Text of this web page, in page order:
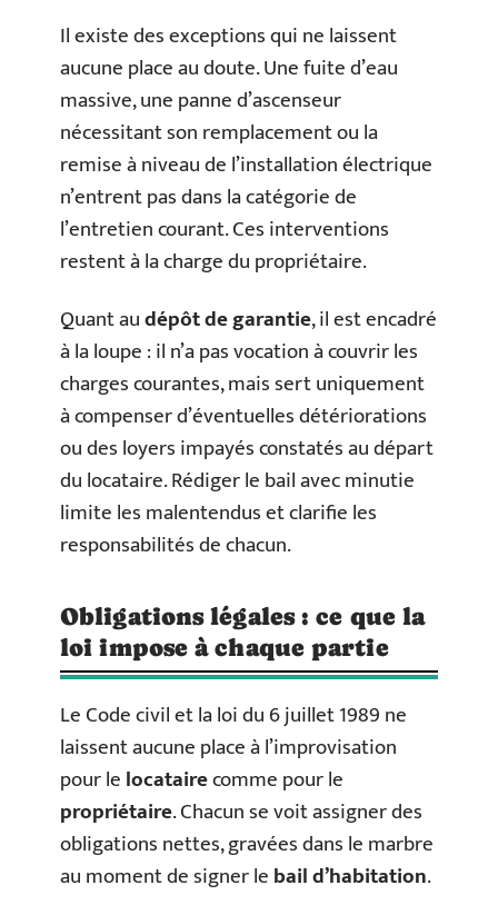
Il existe des exceptions qui ne laissent
aucune place au doute. Une fuite d’eau
massive, une panne d’ascenseur
nécessitant son remplacement ou la
remise à niveau de l’installation électrique
n’entrent pas dans la catégorie de
l’entretien courant. Ces interventions
restent à la charge du propriétaire.
Quant audépôt de garantie, il est encadré
à la loupe : il n’a pas vocation à couvrir les
charges courantes, mais sert uniquement
à compenser d’éventuelles détériorations
ou des loyers impayés constatés au départ
du locataire. Rédiger le bail avec minutie
limite les malentendus et clarifie les
responsabilités de chacun.
Obligations légales : ce que la
loi impose à chaque partie
Le Code civil et la loi du 6 juillet 1989 ne
laissent aucune place à l’improvisation
pour lelocatairecomme pour le
propriétaire. Chacun se voit assigner des
obligations nettes, gravées dans le marbre
au moment de signer lebail d’habitation.